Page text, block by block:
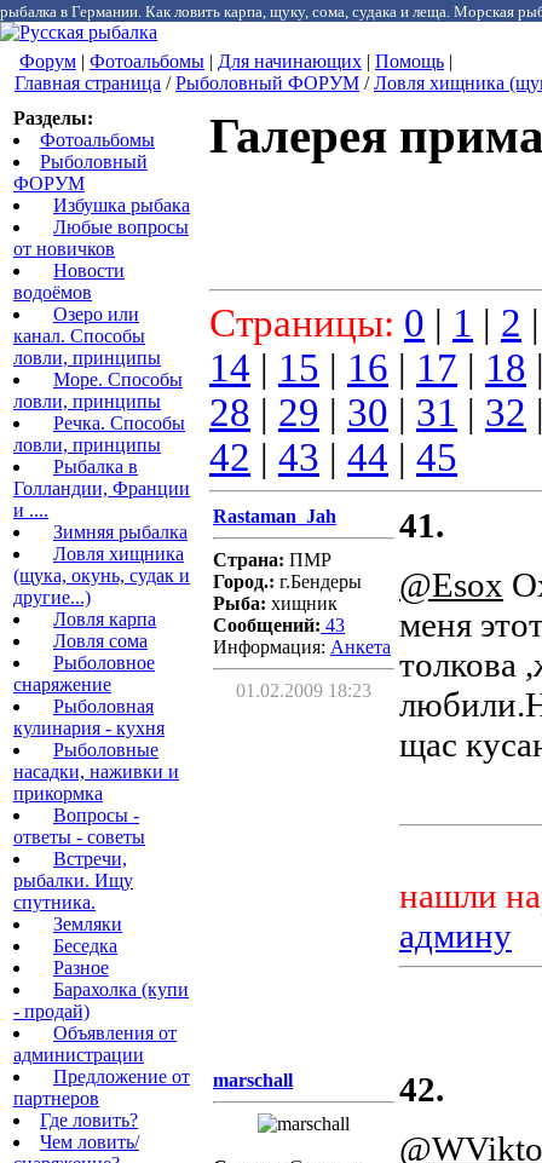
рыбалка в Германии. Как ловить карпа, щуку, сома, судака и леща. Морская
Форум | Фотоальбомы | Для начинающих | Помощь |
Главная страница /Рыболовный ФОРУМ /Ловля хищника
Разделы:
Фотоальбомы
Рыболовный
ФОРУМ
Избушка рыбака
Любые вопросы
от новичков
Новости
водоёмов
Озеро или
канал. Способы
ловли, принципы
Море. Способы
ловли, принципы
Речка. Способы
ловли, принципы
Рыбалка в
Голландии, Франции
и ....
Зимняя рыбалка
Ловля хищника
(щука, окунь, судак и
другие...)
Ловля карпа
Ловля сома
Рыболовное
снаряжение
Рыболовная
кулинария - кухня
Рыболовные
насадки, наживки и
прикормка
Вопросы -
ответы - советы
Встречи,
рыбалки. Ищу
спутника.
Земляки
Беседка
Разное
Барахолка (купи
- продай)
Объявления от
администрации
Предложение от
партнеров
Где ловить?
Чем ловить/
Галерея
Страницы: 0 | 1 | 2
14 | 15 | 16 | 17 | 18
28 | 29 | 30 | 31 | 32
42 | 43 | 44 | 45
Rastaman_Jah
Страна: ПМР
Город.: г.Бендеры
Рыба: хищник
Сообщений: 43
Информация: Aнкета
01.02.2009 18:23
41.
@Esox
меня
толкова
щас
нашли
админу
marschall
42.